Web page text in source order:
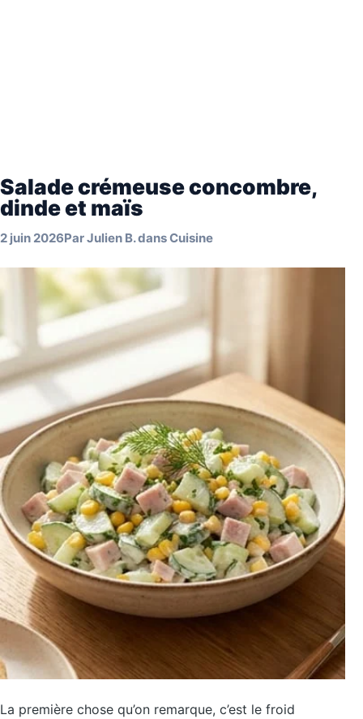
Salade crémeuse concombre,
dinde et maïs
2 juin 2026ParJulien B.dansCuisine
La première chose qu’on remarque, c’est le froid